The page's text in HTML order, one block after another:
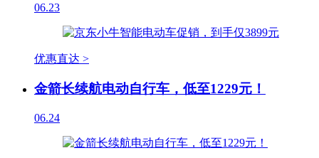
06.23
优惠直达 >
金箭长续航电动自行车，低至1229元！
06.24